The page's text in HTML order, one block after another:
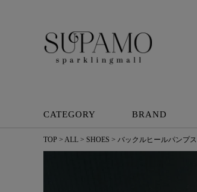
CATEGORY BRAND
TOP ALL SHOES バックルヒールパンプス